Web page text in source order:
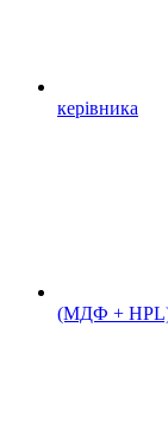
керівника
(МДФ +